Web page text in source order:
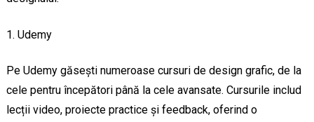
Udemy
Pe Udemy găsești numeroase cursuri de design grafic, de la
cele pentru începători până la cele avansate. Cursurile includ
lecții video, proiecte practice și feedback, oferind o